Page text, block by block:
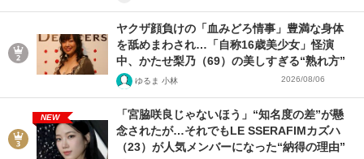
ヤクザ顔負けの「血みどろ情事」豊満な身体
を舐めまわされ…「自称16歳美少女」怪演
中、かたせ梨乃（69）の美しすぎる“熟れ方”
ゆるま 小林 2026/08/06
NEW
「宮脇咲良じゃないほう」“知名度の差”が懸
念されたが…それでもLE SSERAFIMカズハ
（23）が人気メンバーになった“納得の理由”